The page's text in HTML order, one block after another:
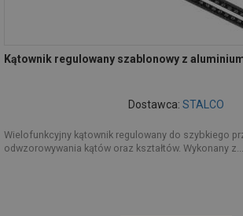
Kątownik regulowany szablonowy z
Dostawca: STALCO
Wielofunkcyjny kątownik regulowany do szybkiego
odwzorowywania kątów oraz kształtów. Wykonany z...